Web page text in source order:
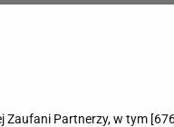
Zaufani Partnerzy, w tym [